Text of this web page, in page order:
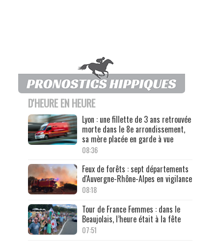
D'HEURE EN HEURE
Lyon : une fillette de 3 ans retrouvée
morte dans le 8e arrondissement,
sa mère placée en garde à vue
08:36
Feux de forêts : sept départements
d'Auvergne-Rhône-Alpes en vigilance
08:18
Tour de France Femmes : dans le
Beaujolais, l’heure était à la fête
07:51